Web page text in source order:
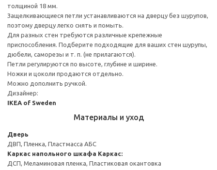
толщиной 18 мм.
Защелкивающиеся петли устанавливаются на дверцу без шурупов,
поэтому дверцу легко снять и помыть.
Для разных стен требуются различные крепежные
приспособления. Подберите подходящие для ваших стен шурупы,
дюбели, саморезы и т. п. (не прилагаются).
Петли регулируются по высоте, глубине и ширине.
Ножки и цоколи продаются отдельно.
Можно дополнить ручкой.
Дизайнер:
IKEA of Sweden
Материалы и уход
Дверь
ДВП, Пленка, Пластмасса АБС
Каркас напольного шкафа Каркас:
ДСП, Меламиновая пленка, Пластиковая окантовка